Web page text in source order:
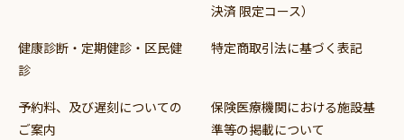
決済 限定コース）
健康診断・定期健診・区民健
診
特定商取引法に基づく表記
予約料、及び遅刻についての
ご案内
保険医療機関における施設基
準等の掲載について